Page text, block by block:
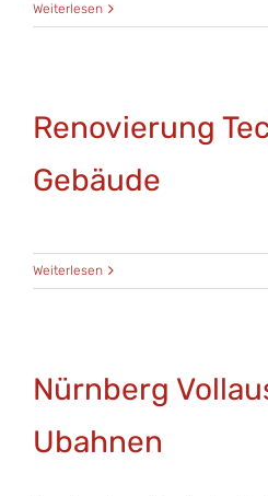
Weiterlesen
Renovierung
Gebäude
Weiterlesen
Nürnberg
Ubahnen